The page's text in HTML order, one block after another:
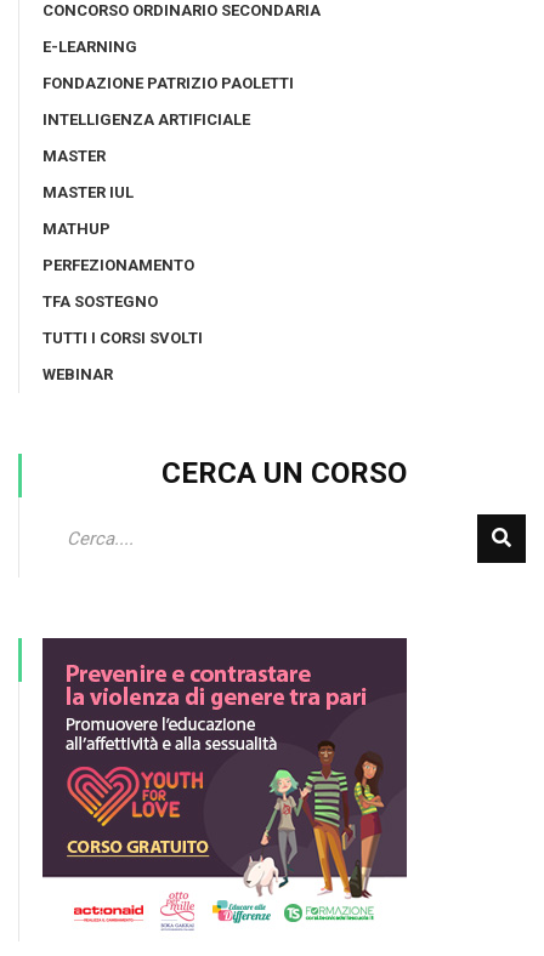
CONCORSO ORDINARIO SECONDARIA
E-LEARNING
FONDAZIONE PATRIZIO PAOLETTI
INTELLIGENZA ARTIFICIALE
MASTER
MASTER IUL
MATHUP
PERFEZIONAMENTO
TFA SOSTEGNO
TUTTI I CORSI SVOLTI
WEBINAR
CERCA UN CORSO